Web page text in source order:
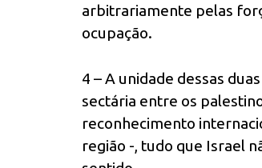
arbitrariamente pelas
ocupação.
4 – A unidade dessas
sectária entre os
reconhecimento
região -, tudo que Israel